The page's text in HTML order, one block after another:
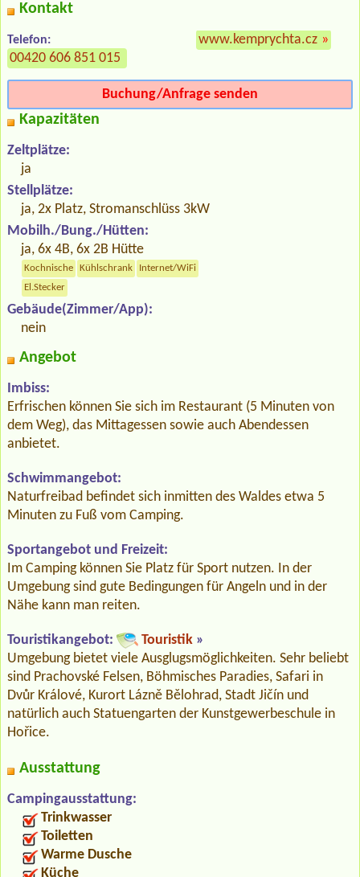
Kontakt
Telefon:
00420 606 851 015
www.kemprychta.cz »
Buchung/Anfrage senden
Kapazitäten
Zeltplätze:
ja
Stellplätze:
ja, 2x Platz, Stromanschlüss 3kW
Mobilh./Bung./Hütten:
ja, 6x 4B, 6x 2B Hütte
Kochnische Kühlschrank
Internet/WiFi
El.Stecker
Gebäude(Zimmer/App):
nein
Angebot
Imbiss:
Erfrischen können Sie sich im Restaurant (5 Minuten von
dem Weg), das Mittagessen sowie auch Abendessen
anbietet.
Schwimmangebot:
Naturfreibad befindet sich inmitten des Waldes etwa 5
Minuten zu Fuß vom Camping.
Sportangebot und Freizeit:
Im Camping können Sie Platz für Sport nutzen. In der
Umgebung sind gute Bedingungen für Angeln und in der
Nähe kann man reiten.
Touristikangebot: Touristik »
Umgebung bietet viele Ausglugsmöglichkeiten. Sehr beliebt
sind Prachovské Felsen, Böhmisches Paradies, Safari in
Dvůr Králové, Kurort Lázně Bělohrad, Stadt Jičín und
natürlich auch Statuengarten der Kunstgewerbeschule in
Hořice.
Ausstattung
Campingausstattung:
Trinkwasser
Toiletten
Warme Dusche
Küche